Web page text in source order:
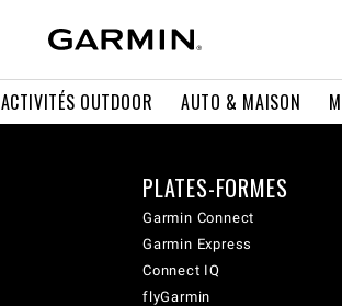
ACTIVITÉS OUTDOOR AUTO & MAISON
PLATES-FORMES
Garmin Connect
Garmin Express
Connect IQ
flyGarmin